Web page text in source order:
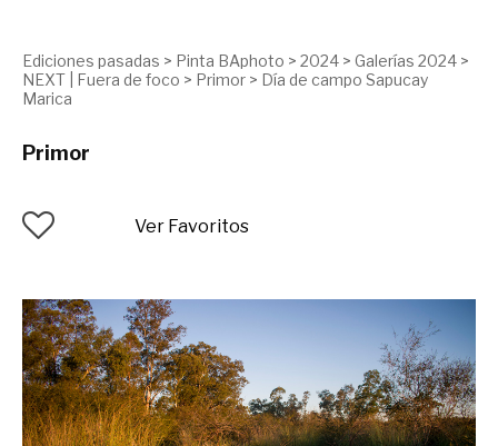
Ediciones pasadas > Pinta BAphoto > 2024 > Galerías 2024 >
NEXT | Fuera de foco > Primor > Día de campo Sapucay
Marica
Primor
Ver Favoritos